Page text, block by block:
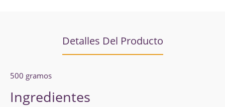
Detalles Del Producto
500 gramos
Ingredientes